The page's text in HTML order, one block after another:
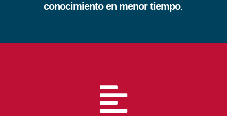
conocimiento en menor tiempo.
